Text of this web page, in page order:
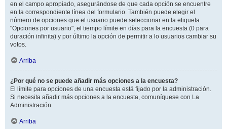
en el campo apropiado, asegurándose de que cada opción se encuentre
en la correspondiente línea del formulario. También puede elegir el
número de opciones que el usuario puede seleccionar en la etiqueta
"Opciones por usuario", el tiempo límite en días para la encuesta (0 para
duración infinita) y por último la opción de permitir a lo usuarios cambiar su
votos.
Arriba
¿Por qué no se puede añadir más opciones a la encuesta?
El límite para opciones de una encuesta está fijado por la administración.
Si necesita añadir más opciones a la encuesta, comuníquese con La
Administración.
Arriba